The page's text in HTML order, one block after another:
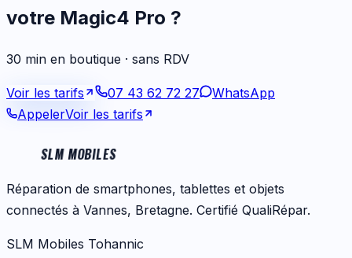
votre Magic4 Pro ?
30 min en boutique · sans RDV
Voir les tarifs 07 43 62 72 27
WhatsApp
AppelerVoir les tarifs
SLM MOBILES
Réparation de smartphones, tablettes et objets
connectés à Vannes, Bretagne. Certifié QualiRépar.
SLM Mobiles Tohannic